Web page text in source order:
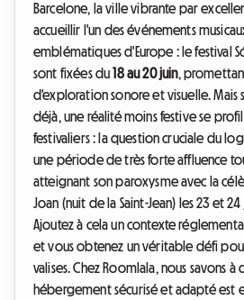
Barcelone, la ville vibrante par
accueillir l'un des événements
emblématiques d'Europe : le festival
sont fixées du18 au 20 juin,
d'exploration sonore et visuelle. Mais
déjà, une réalité moins festive se
festivaliers : la question cruciale du
une période de très forte affluence
atteignant son paroxysme avec la
Joan (nuit de la Saint-Jean) les 23 et 24
Ajoutez à cela un contexte
et vous obtenez un véritable défi
valises. Chez Roomlala, nous savons
hébergement sécurisé et adapté est